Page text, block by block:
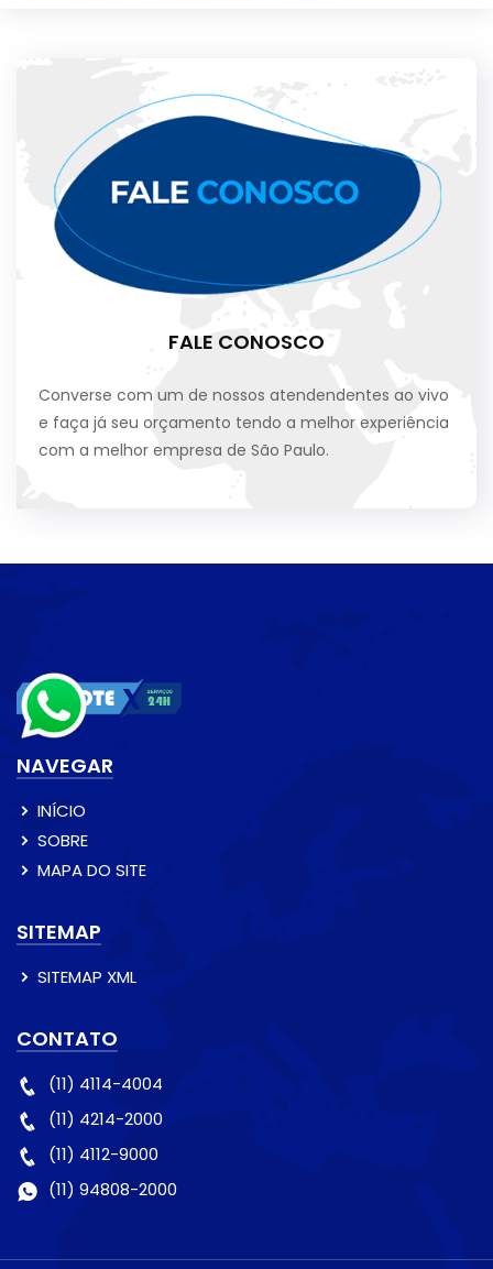
FALE CONOSCO
Converse com um de nossos atendendentes ao vivo
e faça já seu orçamento tendo a melhor experiência
com a melhor empresa de São Paulo.
NAVEGAR
INÍCIO
SOBRE
MAPA DO SITE
SITEMAP
SITEMAP XML
CONTATO
(11) 4114-4004
(11) 4214-2000
(11) 4112-9000
(11) 94808-2000